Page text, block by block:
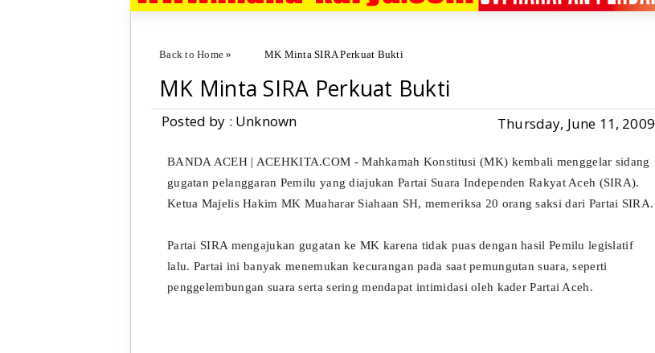
Back to Home » MK Minta SIRA Perkuat Bukti
MK Minta SIRA Perkuat Bukti
Posted by : Unknown Thursday, June 11, 2009
BANDA ACEH | ACEHKITA.COM - Mahkamah Konstitusi (MK) kembali menggelar sidang
gugatan pelanggaran Pemilu yang diajukan Partai Suara Independen Rakyat Aceh (SIRA).
Ketua Majelis Hakim MK Muaharar Siahaan SH, memeriksa 20 orang saksi dari Partai SIRA.
Partai SIRA mengajukan gugatan ke MK karena tidak puas dengan hasil Pemilu legislatif
lalu. Partai ini banyak menemukan kecurangan pada saat pemungutan suara, seperti
penggelembungan suara serta sering mendapat intimidasi oleh kader Partai Aceh.